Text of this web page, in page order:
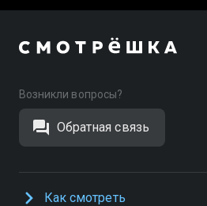
Возникли вопросы?
Обратная связь
Как смотреть